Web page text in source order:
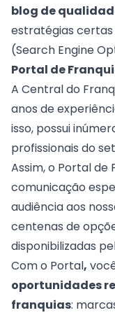
blog de
estratégias certas
(Search Engine
Portal de
A Central do
anos de
isso, possui
profissionais do
Assim, o Portal de
comunicação
audiência aos
centenas de
disponibilizadas
Com o Portal,
oportunidades
franquias: